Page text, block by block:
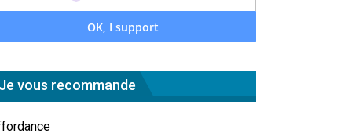
Je vous recommande